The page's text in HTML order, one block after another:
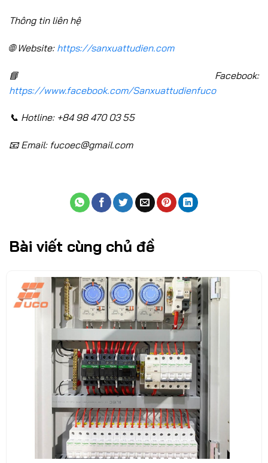
Thông tin liên hệ
🌐 Website: https://sanxuattudien.com
📘 Facebook:
https://www.facebook.com/Sanxuattudienfuco
📞 Hotline: +84 98 470 03 55
📧 Email: fucoec@gmail.com
Bài viết cùng chủ đề